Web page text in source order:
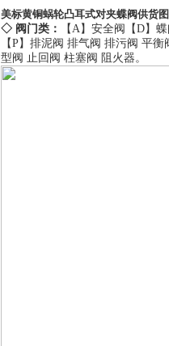
美标黄铜蜗轮凸耳式对夹蝶阀供货
◇ 阀门类：
【A】 安全阀 【D】
【P】 排泥阀 排气阀 排污阀 平衡
型阀 止回阀 柱塞阀 阻火器。